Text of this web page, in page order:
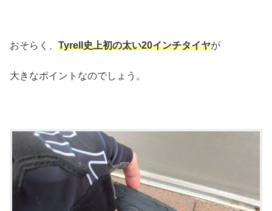
おそらく、 Tyrell史上初の太い20インチタイヤが
大きなポイントなのでしょう。